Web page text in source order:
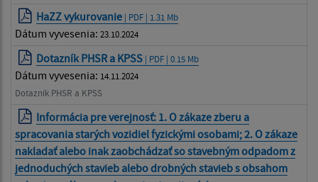
HaZZ vykurovanie | PDF | 1.31 Mb
Dátum vyvesenia: 23.10.2024
Dotazník PHSR a KPSS | PDF | 0.15 Mb
Dátum vyvesenia: 14.11.2024
Dotazník PHSR a KPSS
Informácia pre verejnosť: 1. O zákaze zberu a
spracovania starých vozidiel fyzickými osobami; 2. O zákaze
nakladať alebo inak zaobchádzať so stavebným odpadom z
jednoduchých stavieb alebo drobných stavieb s obsahom